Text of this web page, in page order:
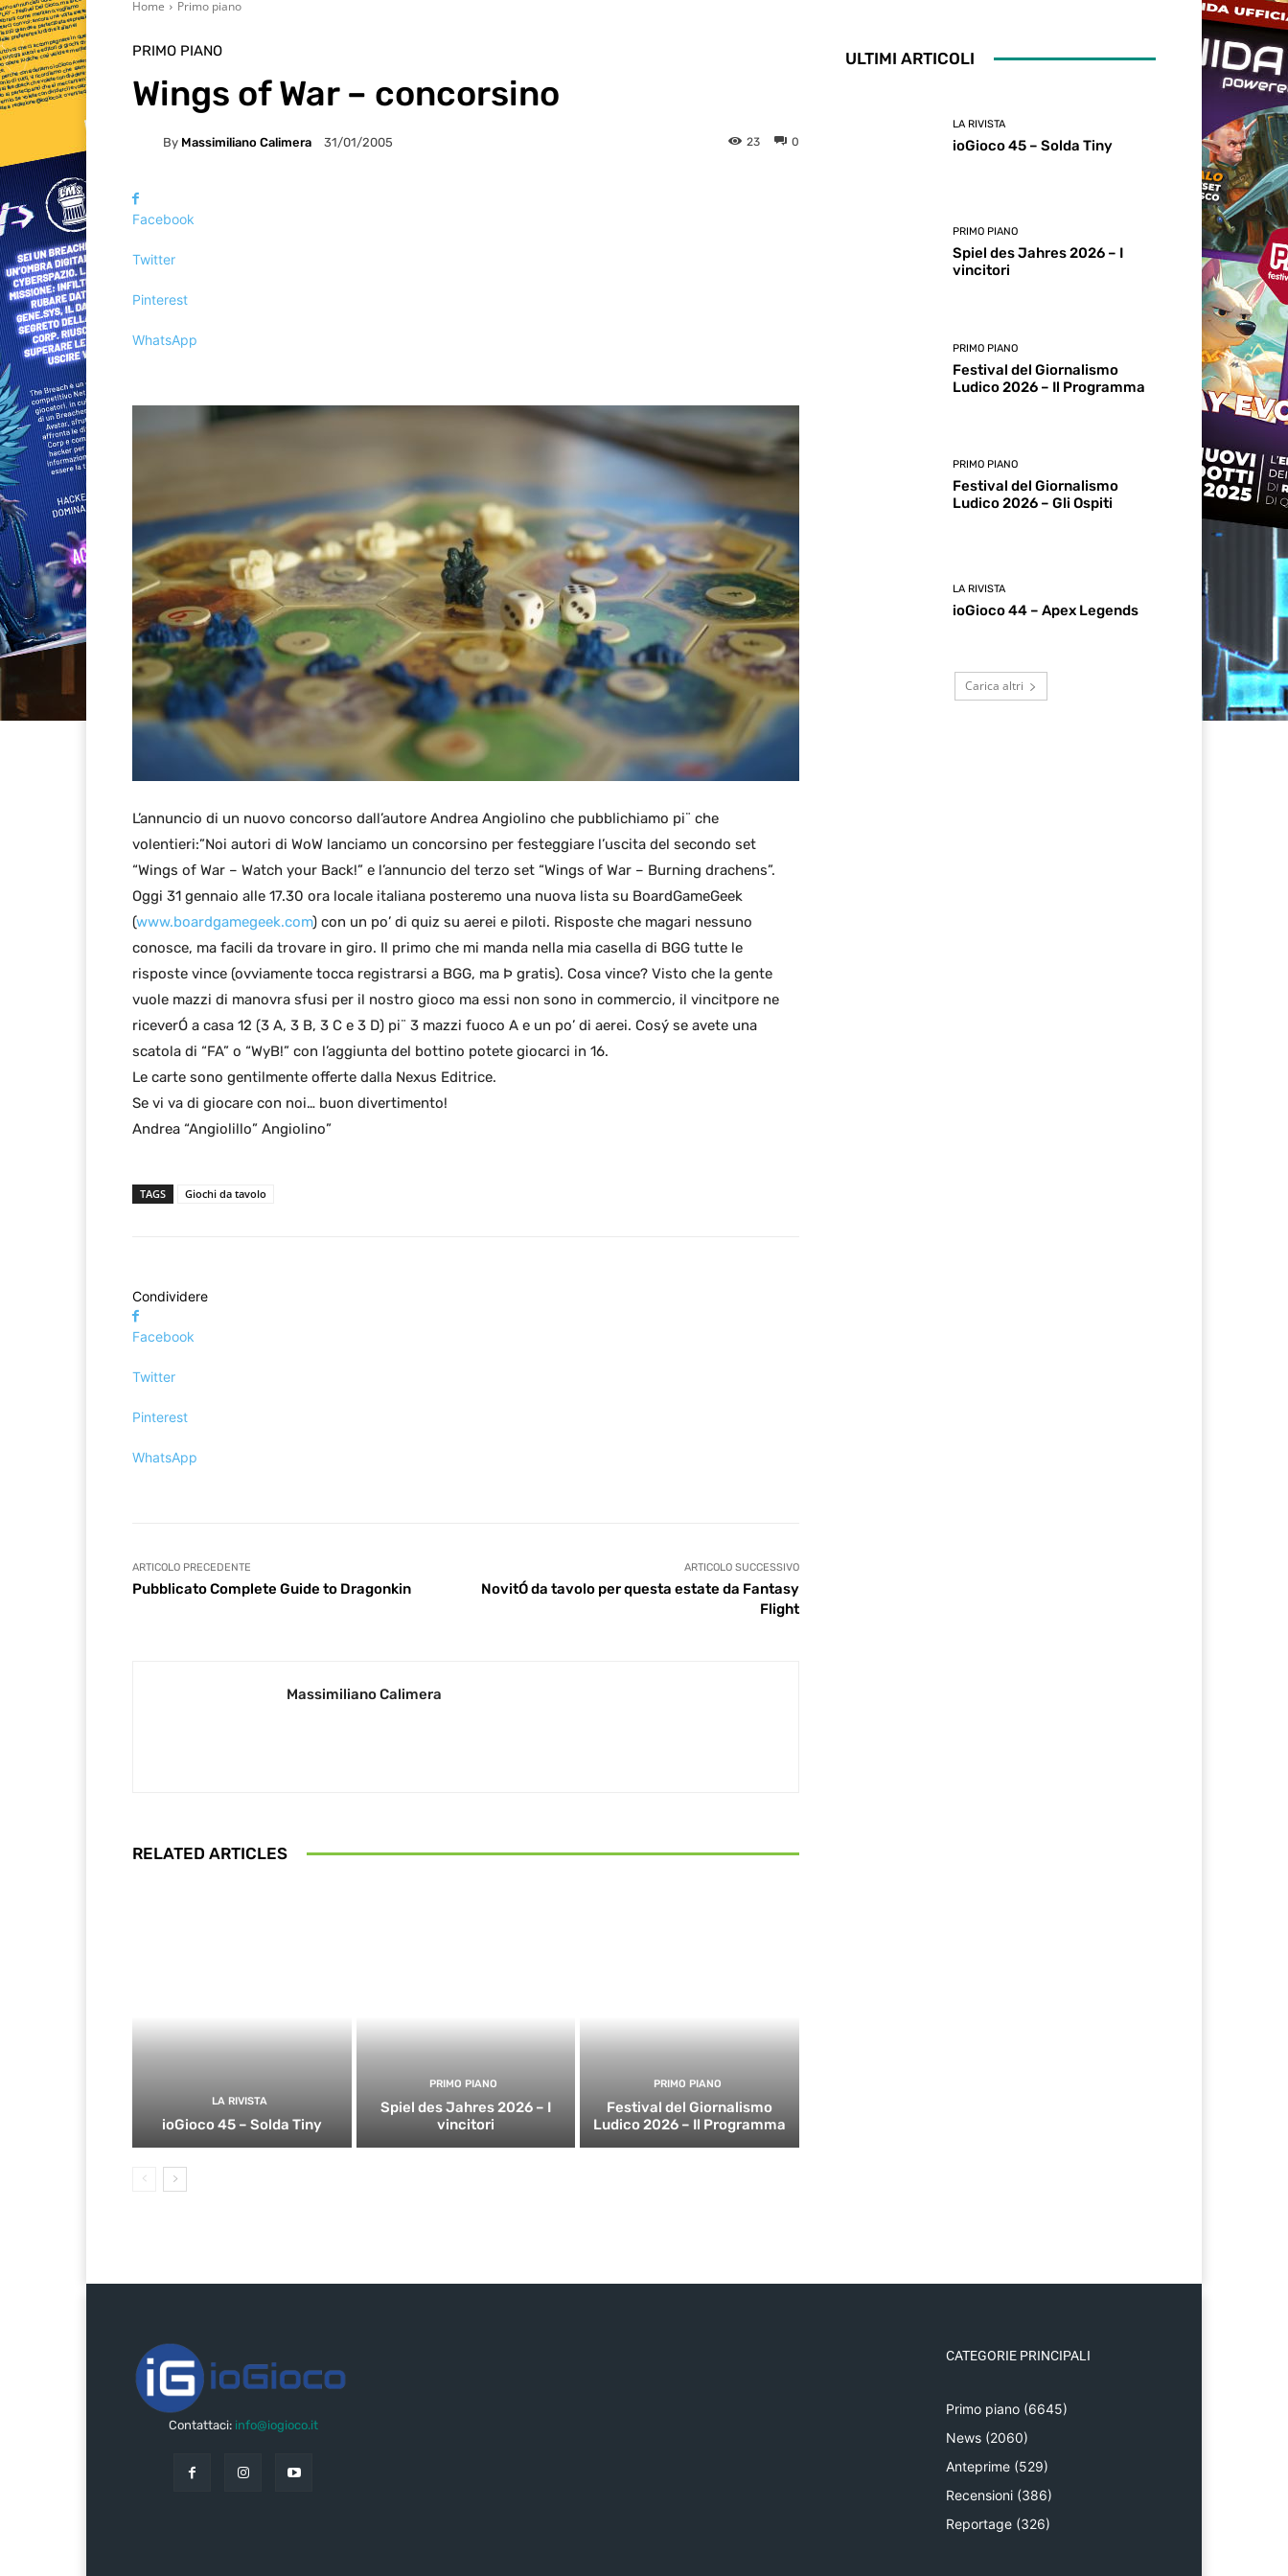
Home Primo piano
PRIMO PIANO
Wings of War – concorsino
By Massimiliano Calimera 31/01/2005 0
23
Facebook
Twitter
Pinterest
WhatsApp
L’annuncio di un nuovo concorso dall’autore Andrea Angiolino che pubblichiamo pi¨ che
volentieri:”Noi autori di WoW lanciamo un concorsino per festeggiare l’uscita del secondo set
“Wings of War – Watch your Back!” e l’annuncio del terzo set “Wings of War – Burning drachens”.
Oggi 31 gennaio alle 17.30 ora locale italiana posteremo una nuova lista su BoardGameGeek
(www.boardgamegeek.com) con un po’ di quiz su aerei e piloti. Risposte che magari nessuno
conosce, ma facili da trovare in giro. Il primo che mi manda nella mia casella di BGG tutte le
risposte vince (ovviamente tocca registrarsi a BGG, ma Þ gratis). Cosa vince? Visto che la gente
vuole mazzi di manovra sfusi per il nostro gioco ma essi non sono in commercio, il vincitpore ne
riceverÓ a casa 12 (3 A, 3 B, 3 C e 3 D) pi¨ 3 mazzi fuoco A e un po’ di aerei. Cosý se avete una
scatola di “FA” o “WyB!” con l’aggiunta del bottino potete giocarci in 16.
Le carte sono gentilmente offerte dalla Nexus Editrice.
Se vi va di giocare con noi… buon divertimento!
Andrea “Angiolillo” Angiolino”
TAGS Giochi da tavolo
Condividere
Facebook
Twitter
Pinterest
WhatsApp
ARTICOLO PRECEDENTE
Pubblicato Complete Guide to Dragonkin
ARTICOLO SUCCESSIVO
NovitÓ da tavolo per questa estate da Fantasy
Flight
Massimiliano Calimera
RELATED ARTICLES
LA RIVISTA
ioGioco 45 – Solda Tiny
PRIMO PIANO
Spiel des Jahres 2026 – I
vincitori
PRIMO PIANO
Festival del Giornalismo
Ludico 2026 – Il Programma
ULTIMI ARTICOLI
LA RIVISTA
ioGioco 45 – Solda Tiny
PRIMO PIANO
Spiel des Jahres 2026 – I
vincitori
PRIMO PIANO
Festival del Giornalismo
Ludico 2026 – Il Programma
PRIMO PIANO
Festival del Giornalismo
Ludico 2026 – Gli Ospiti
LA RIVISTA
ioGioco 44 – Apex Legends
Carica altri
Contattaci: info@iogioco.it
CATEGORIE PRINCIPALI
Primo piano (6645)
News (2060)
Anteprime (529)
Recensioni (386)
Reportage (326)